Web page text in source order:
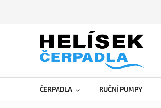
ČERPADLA RUČNÍ PUMPY